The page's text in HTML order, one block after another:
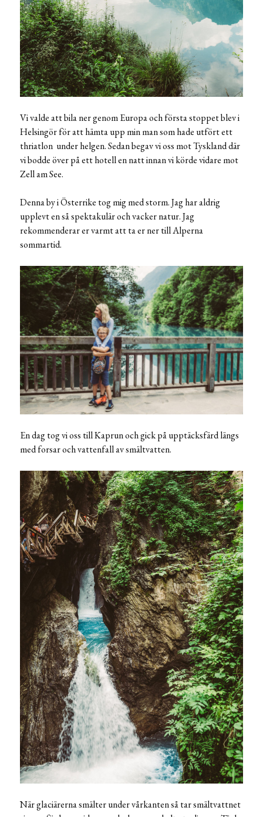
Vi valde att bila ner genom Europa och första stoppet blev i
Helsingör för att hämta upp min man som hade utfört ett
thriatlon under helgen. Sedan begav vi oss mot Tyskland där
vi bodde över på ett hotell en natt innan vi körde vidare mot
Zell am See.
Denna by i Österrike tog mig med storm. Jag har aldrig
upplevt en så spektakulär och vacker natur. Jag
rekommenderar er varmt att ta er ner till Alperna
sommartid.
En dag tog vi oss till Kaprun och gick på upptäcksfärd längs
med forsar och vattenfall av smältvatten.
När glaciärerna smälter under vårkanten så tar smältvattnet